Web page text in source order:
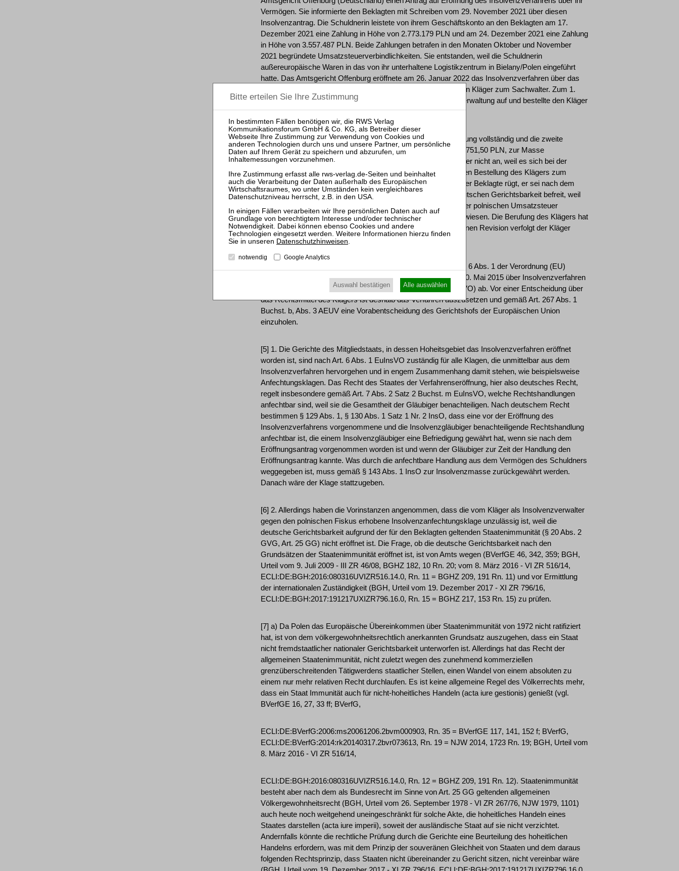
Vermögen. Sie informierte den Beklagten mit Schreiben vom 29. November 2021 über diesen
Insolvenzantrag. Die Schuldnerin leistete von ihrem Geschäftskonto an den Beklagten am 17.
Dezember 2021 eine Zahlung in Höhe von 2.773.179 PLN und am 24. Dezember 2021 eine Zahlung
in Höhe von 3.557.487 PLN. Beide Zahlungen betrafen in den Monaten Oktober und November
2021 begründete Umsatzsteuerverbindlichkeiten. Sie entstanden, weil die Schuldnerin
außereuropäische Waren in das von ihr unterhaltene Logistikzentrum in Bielany/Polen eingeführt
hatte. Das Amtsgericht Offenburg eröffnete am 26. Januar 2022 das Insolvenzverfahren über das
Vermögen der Schuldnerin in Eigenverwaltung und bestellte den Kläger zum Sachwalter. Zum 1.
November 2022 hob das Amtsgericht die angeordnete Eigenverwaltung auf und bestellte den Kläger
zum Insolvenzverwalter.
[3] Der Kläger ist der Ansicht, der Beklagte habe die erste Zahlung vollständig und die zweite
Zahlung in Höhe von 2.964.572,50 PLN, insgesamt also 5.737.751,50 PLN, zur Masse
zurückzuzahlen. Den restlichen Teil der zweiten Zahlung greift er nicht an, weil es sich bei der
Umsatzsteuer insoweit aufgrund einer zwischenzeitlich erfolgten Bestellung des Klägers zum
vorläufigen Sachwalter um Masseverbindlichkeiten handele. Der Beklagte rügt, er sei nach dem
völkerrechtlichen Grundsatz der Staatenimmunität von der deutschen Gerichtsbarkeit befreit, weil
er als Fiskus der Republik Polen im Rahmen der Einziehung der polnischen Umsatzsteuer
hoheitlich gehandelt habe. Das Landgericht hat die Klage abgewiesen. Die Berufung des Klägers hat
keinen Erfolg gehabt. Mit der vom Berufungsgericht zugelassenen Revision verfolgt der Kläger
seine Anträge in vollem Umfang weiter.
[4] II. Der Erfolg der Revision hängt von der Auslegung des Art. 6 Abs. 1 der Verordnung (EU)
2015/848 des Europäischen Parlaments und des Rates vom 20. Mai 2015 über Insolvenzverfahren
(im Folgenden: Europäische Insolvenzverordnung oder EuInsVO) ab. Vor einer Entscheidung über
das Rechtsmittel des Klägers ist deshalb das Verfahren auszusetzen und gemäß Art. 267 Abs. 1
Buchst. b, Abs. 3 AEUV eine Vorabentscheidung des Gerichtshofs der Europäischen Union
einzuholen.
[5] 1. Die Gerichte des Mitgliedstaats, in dessen Hoheitsgebiet das Insolvenzverfahren eröffnet
worden ist, sind nach Art. 6 Abs. 1 EuInsVO zuständig für alle Klagen, die unmittelbar aus dem
Insolvenzverfahren hervorgehen und in engem Zusammenhang damit stehen, wie beispielsweise
Anfechtungsklagen. Das Recht des Staates der Verfahrenseröffnung, hier also deutsches Recht,
regelt insbesondere gemäß Art. 7 Abs. 2 Satz 2 Buchst. m EuInsVO, welche Rechtshandlungen
anfechtbar sind, weil sie die Gesamtheit der Gläubiger benachteiligen. Nach deutschem Recht
bestimmen § 129 Abs. 1, § 130 Abs. 1 Satz 1 Nr. 2 InsO, dass eine vor der Eröffnung des
Insolvenzverfahrens vorgenommene und die Insolvenzgläubiger benachteiligende Rechtshandlung
anfechtbar ist, die einem Insolvenzgläubiger eine Befriedigung gewährt hat, wenn sie nach dem
Eröffnungsantrag vorgenommen worden ist und wenn der Gläubiger zur Zeit der Handlung den
Eröffnungsantrag kannte. Was durch die anfechtbare Handlung aus dem Vermögen des Schuldners
weggegeben ist, muss gemäß § 143 Abs. 1 InsO zur Insolvenzmasse zurückgewährt werden.
Danach wäre der Klage stattzugeben.
[6] 2. Allerdings haben die Vorinstanzen angenommen, dass die vom Kläger als Insolvenzverwalter
gegen den polnischen Fiskus erhobene Insolvenzanfechtungsklage unzulässig ist, weil die
deutsche Gerichtsbarkeit aufgrund der für den Beklagten geltenden Staatenimmunität (§ 20 Abs. 2
GVG, Art. 25 GG) nicht eröffnet ist. Die Frage, ob die deutsche Gerichtsbarkeit nach den
Grundsätzen der Staatenimmunität eröffnet ist, ist von Amts wegen (BVerfGE 46, 342, 359; BGH,
Urteil vom 9. Juli 2009 - III ZR 46/08, BGHZ 182, 10 Rn. 20; vom 8. März 2016 - VI ZR 516/14,
ECLI:DE:BGH:2016:080316UVIZR516.14.0, Rn. 11 = BGHZ 209, 191 Rn. 11) und vor Ermittlung
der internationalen Zuständigkeit (BGH, Urteil vom 19. Dezember 2017 - XI ZR 796/16,
ECLI:DE:BGH:2017:191217UXIZR796.16.0, Rn. 15 = BGHZ 217, 153 Rn. 15) zu prüfen.
[7] a) Da Polen das Europäische Übereinkommen über Staatenimmunität von 1972 nicht ratifiziert
hat, ist von dem völkergewohnheitsrechtlich anerkannten Grundsatz auszugehen, dass ein Staat
nicht fremdstaatlicher nationaler Gerichtsbarkeit unterworfen ist. Allerdings hat das Recht der
allgemeinen Staatenimmunität, nicht zuletzt wegen des zunehmend kommerziellen
grenzüberschreitenden Tätigwerdens staatlicher Stellen, einen Wandel von einem absoluten zu
einem nur mehr relativen Recht durchlaufen. Es ist keine allgemeine Regel des Völkerrechts mehr,
dass ein Staat Immunität auch für nicht-hoheitliches Handeln (acta iure gestionis) genießt (vgl.
BVerfGE 16, 27, 33 ff; BVerfG,
ECLI:DE:BVerfG:2006:ms20061206.2bvm000903, Rn. 35 = BVerfGE 117, 141, 152 f; BVerfG,
ECLI:DE:BVerfG:2014:rk20140317.2bvr073613, Rn. 19 = NJW 2014, 1723 Rn. 19; BGH, Urteil vom
8. März 2016 - VI ZR 516/14,
ECLI:DE:BGH:2016:080316UVIZR516.14.0, Rn. 12 = BGHZ 209, 191 Rn. 12). Staatenimmunität
besteht aber nach dem als Bundesrecht im Sinne von Art. 25 GG geltenden allgemeinen
Völkergewohnheitsrecht (BGH, Urteil vom 26. September 1978 - VI ZR 267/76, NJW 1979, 1101)
auch heute noch weitgehend uneingeschränkt für solche Akte, die hoheitliches Handeln eines
Staates darstellen (acta iure imperii), soweit der ausländische Staat auf sie nicht verzichtet.
Andernfalls könnte die rechtliche Prüfung durch die Gerichte eine Beurteilung des hoheitlichen
Handelns erfordern, was mit dem Prinzip der souveränen Gleichheit von Staaten und dem daraus
folgenden Rechtsprinzip, dass Staaten nicht übereinander zu Gericht sitzen, nicht vereinbar wäre
Datenschutzhinweisen.
notwendig Google Analytics
Auswahl bestätigen Alle auswählen